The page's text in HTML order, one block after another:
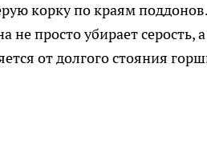
корку по краям
не просто убирает серость,
от долгого стояния